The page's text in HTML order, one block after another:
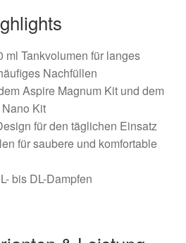
ml Tankvolumen für langes
Nachfüllen
Aspire Magnum Kit und dem
Kit
für den täglichen Einsatz
für saubere und komfortable
bis DL-Dampfen